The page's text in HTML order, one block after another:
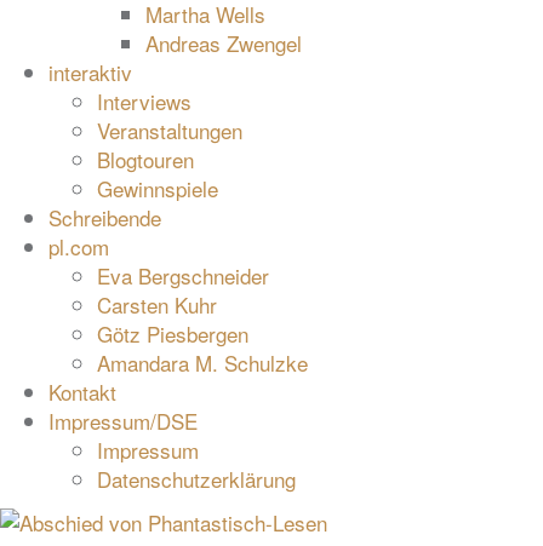
Martha Wells
Andreas Zwengel
interaktiv
Interviews
Veranstaltungen
Blogtouren
Gewinnspiele
Schreibende
pl.com
Eva Bergschneider
Carsten Kuhr
Götz Piesbergen
Amandara M. Schulzke
Kontakt
Impressum/DSE
Impressum
Datenschutzerklärung